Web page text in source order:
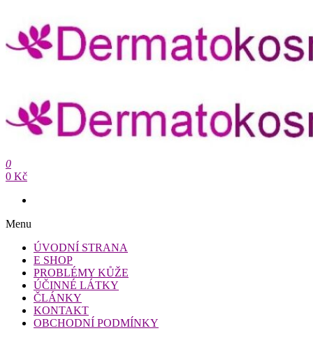
obsah
Dermatokosmetika.cz
Dermatokosmetika.cz
0
0 Kč
Menu
ÚVODNÍ STRANA
E SHOP
PROBLÉMY KŮŽE
ÚČINNÉ LÁTKY
ČLÁNKY
KONTAKT
OBCHODNÍ PODMÍNKY